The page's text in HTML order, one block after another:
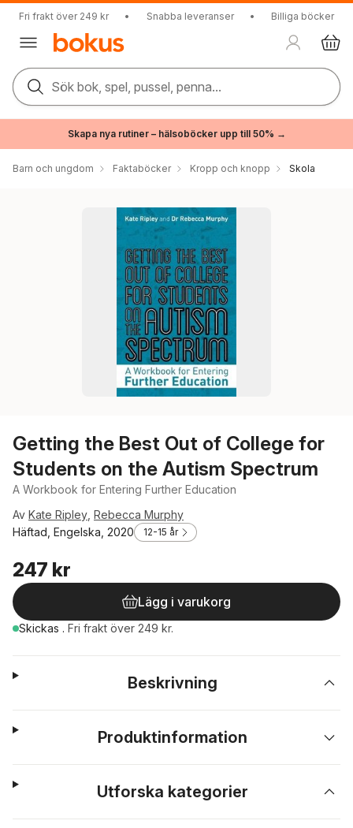
Fri frakt över 249 kr • Snabba leveranser • Billiga böcker
Sök bok, spel, pussel, penna...
Skapa nya rutiner – hälsoböcker upp till 50% →
Barn och ungdom Faktaböcker Kropp och knopp Skola
Getting the Best Out of College for
Students on the Autism Spectrum
A Workbook for Entering Further Education
Av Kate Ripley Rebecca Murphy
Häftad, Engelska, 2020
12-15 år
247 kr
Lägg i varukorg
Skickas . Fri frakt över 249 kr.
Beskrivning
Produktinformation
Utforska kategorier